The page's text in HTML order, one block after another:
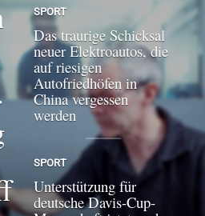
SPORT
Das traurige Schicksal
neuer Elektroautos, die
auf riesigen
Autofriedhöfen in
China vergessen
werden
SPORT
Unterstützung für
deutsche Davis-Cup-